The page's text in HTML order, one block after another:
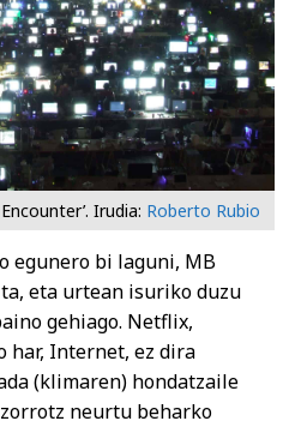
Encounter’. Irudia: Roberto Rubio
egunero bi laguni, MB
eta urtean isuriko duzu
gehiago. Netflix,
har, Internet, ez dira
(klimaren) hondatzaile
neurtu beharko